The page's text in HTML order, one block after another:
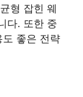
형 잡힌 웨
다. 또한 중
도 좋은 전략